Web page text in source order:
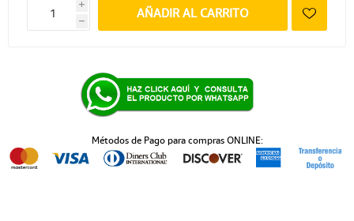
i
h
AÑADIR AL CARRITO
Métodos de Pago para compras ONLINE: